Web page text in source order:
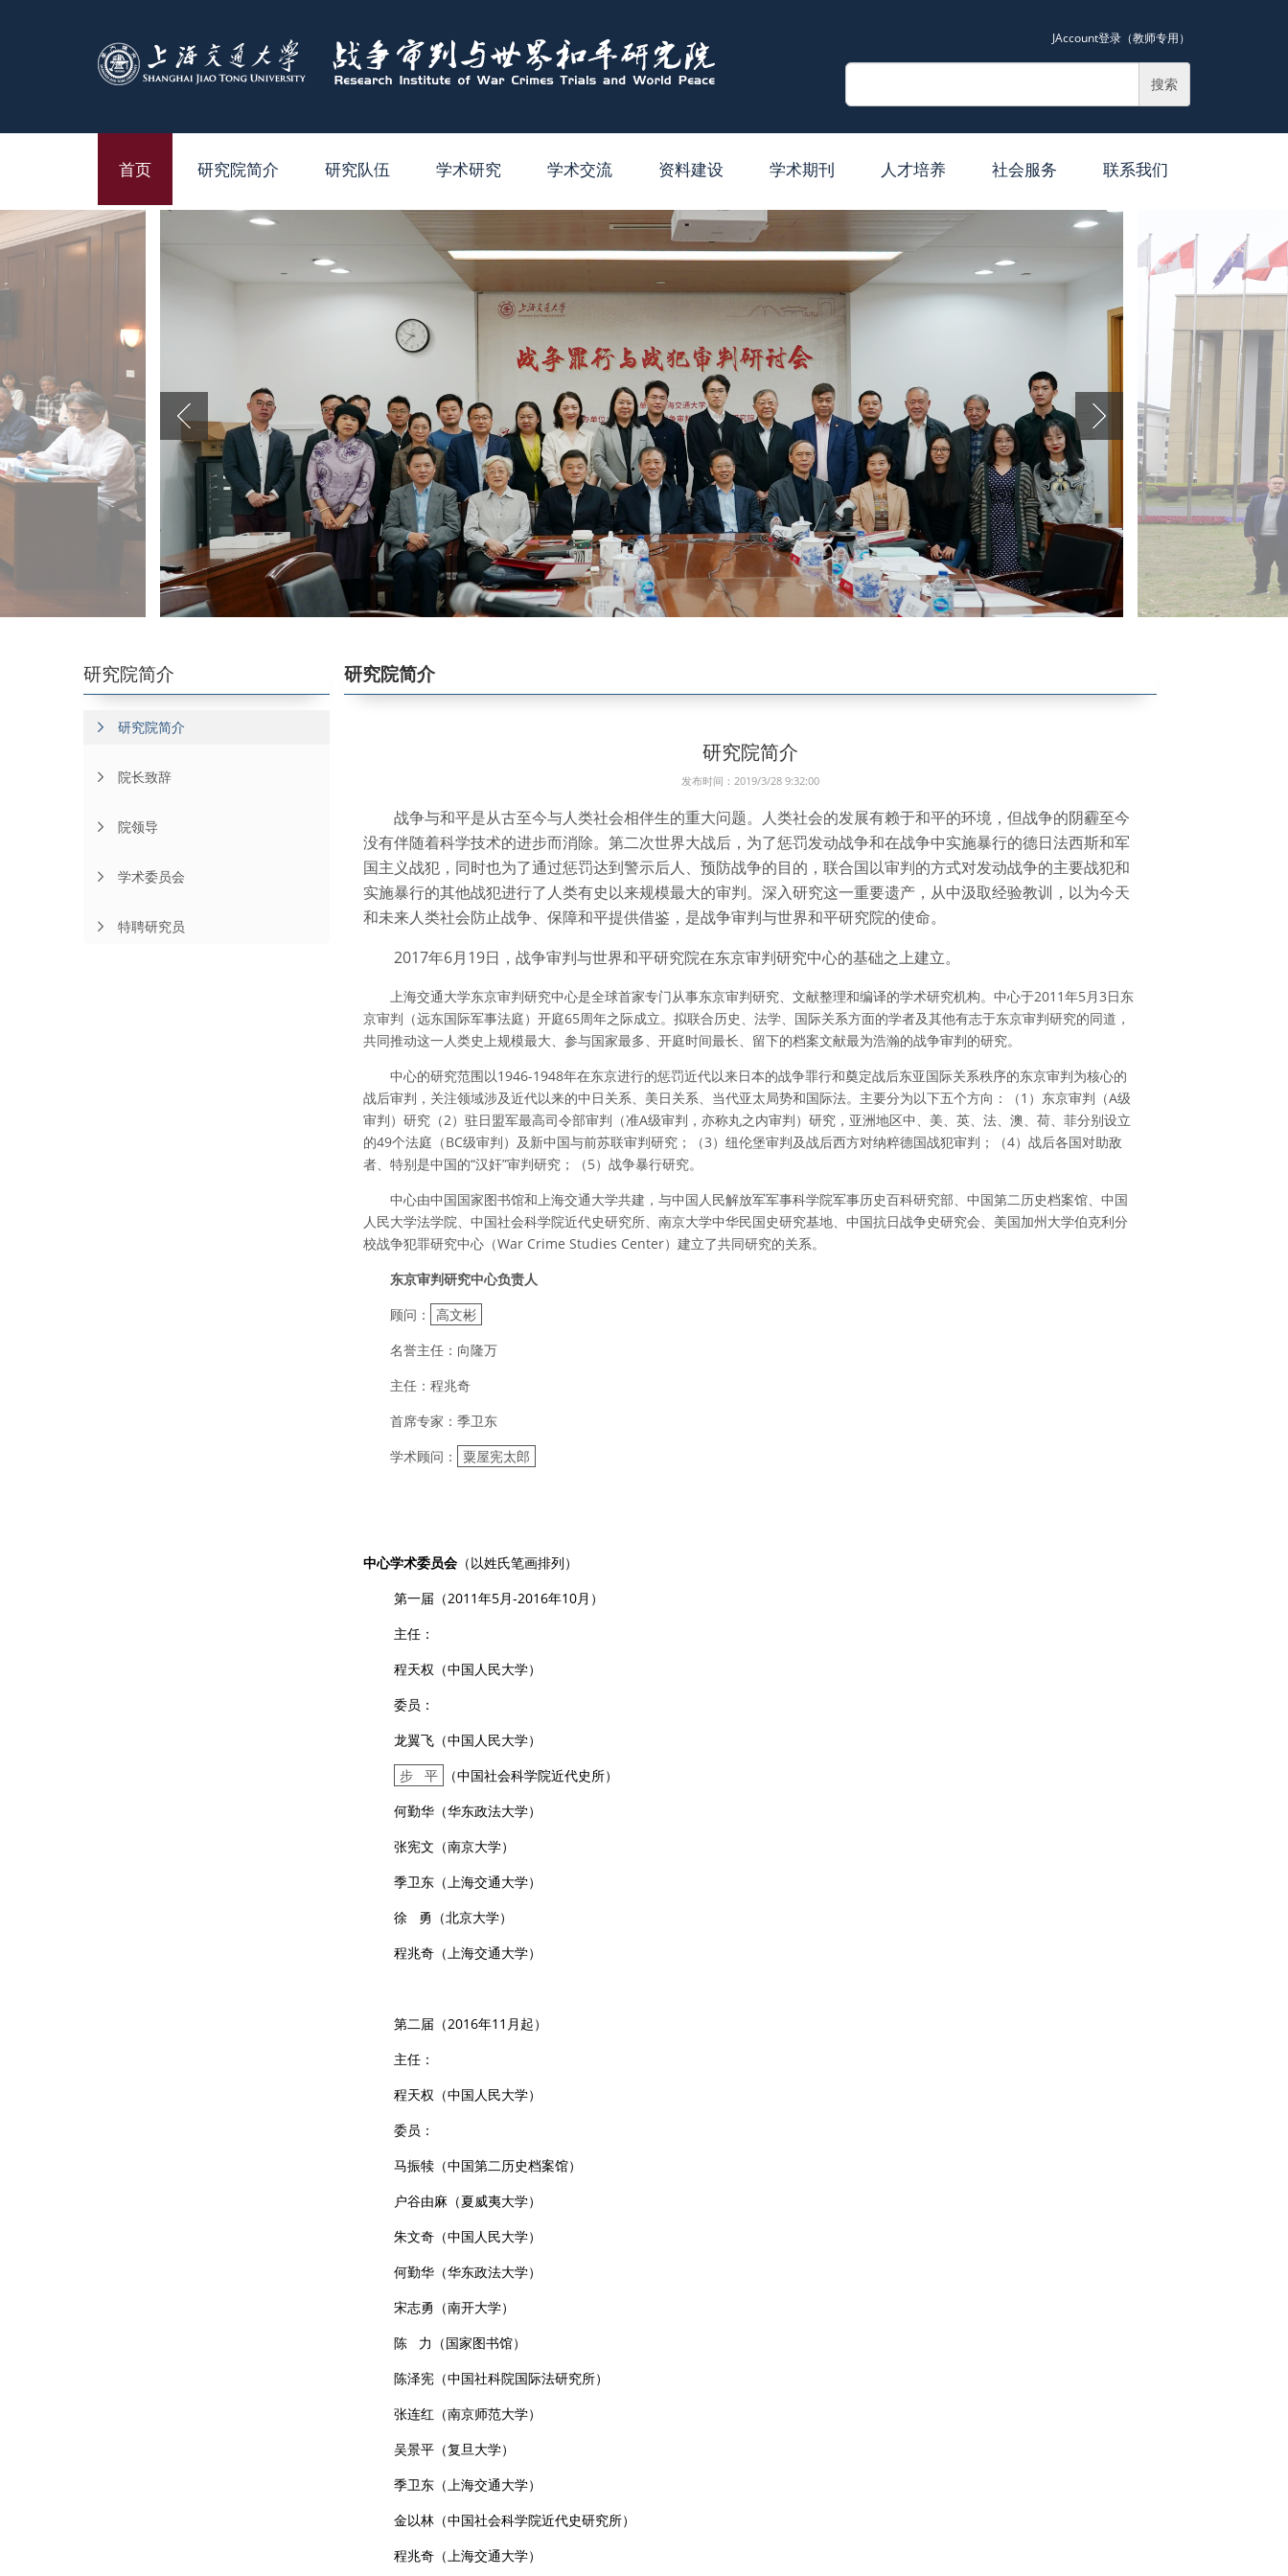
JAccount登录（教师专用）
搜索
首页 研究院简介
学术委员会
特聘研究员
研究队伍
专职研究人员
兼职研究人员
永远的怀念
学术研究
基金项目
学术交流
学术讲座
资料建设
山极晃文库
数据库
学术期刊 人才培养
导师简介
博士培养
开设课程
社会服务
媒体专栏
联系我们
研究院简介
研究院简介
院长致辞
院领导
学术委员会
特聘研究员
研究院简介
研究院简介
发布时间：2019/3/28 9:32:00
战争与和平是从古至今与人类社会相伴生的重大问题。人类社会的发展有赖于和平的环境，但战争的阴霾至今
没有伴随着科学技术的进步而消除。第二次世界大战后，为了惩罚发动战争和在战争中实施暴行的德日法西斯和军
国主义战犯，同时也为了通过惩罚达到警示后人、预防战争的目的，联合国以审判的方式对发动战争的主要战犯和
实施暴行的其他战犯进行了人类有史以来规模最大的审判。深入研究这一重要遗产，从中汲取经验教训，以为今天
和未来人类社会防止战争、保障和平提供借鉴，是战争审判与世界和平研究院的使命。
2017年6月19日，战争审判与世界和平研究院在东京审判研究中心的基础之上建立。
上海交通大学东京审判研究中心是全球首家专门从事东京审判研究、文献整理和编译的学术研究机构。中心于2011年5月3日东
京审判（远东国际军事法庭）开庭65周年之际成立。拟联合历史、法学、国际关系方面的学者及其他有志于东京审判研究的同道，
共同推动这一人类史上规模最大、参与国家最多、开庭时间最长、留下的档案文献最为浩瀚的战争审判的研究。
中心的研究范围以1946-1948年在东京进行的惩罚近代以来日本的战争罪行和奠定战后东亚国际关系秩序的东京审判为核心的
战后审判，关注领域涉及近代以来的中日关系、美日关系、当代亚太局势和国际法。主要分为以下五个方向：（1）东京审判（A级
审判）研究（2）驻日盟军最高司令部审判（准A级审判，亦称丸之内审判）研究，亚洲地区中、美、英、法、澳、荷、菲分别设立
的49个法庭（BC级审判）及新中国与前苏联审判研究；（3）纽伦堡审判及战后西方对纳粹德国战犯审判；（4）战后各国对助敌
者、特别是中国的“汉奸”审判研究；（5）战争暴行研究。
中心由中国国家图书馆和上海交通大学共建，与中国人民解放军军事科学院军事历史百科研究部、中国第二历史档案馆、中国
人民大学法学院、中国社会科学院近代史研究所、南京大学中华民国史研究基地、中国抗日战争史研究会、美国加州大学伯克利分
校战争犯罪研究中心（War Crime Studies Center）建立了共同研究的关系。
东京审判研究中心负责人
顾问：
高文彬
名誉主任：向隆万
主任：程兆奇
首席专家：季卫东
学术顾问：
粟屋宪太郎
中心学术委员会 （以姓氏笔画排列）
第一届 （2011年5月-2016年10月）
主任：
程天权（中国人民大学）
委员：
龙翼飞（中国人民大学）
步 平
（中国社会科学院近代史所）
何勤华（华东政法大学）
张宪文（南京大学）
季卫东（上海交通大学）
徐
勇（北京大学）
程兆奇（上海交通大学）
第二届 （2016年11 月起）
主任：
程天权（中国人民大学）
委员：
马振犊（中国第二历史档案馆）
户谷由麻（夏威夷大学）
朱文奇（中国人民大学）
何勤华（华东政法大学）
宋志勇（南开大学）
陈
力（国家图书馆）
陈泽宪（中国社科院国际法研究所）
张连红（南京师范大学）
吴景平（复旦大学）
季卫东（上海交通大学）
金以林（中国社会科学院近代史研究所）
程兆奇（上海交通大学）